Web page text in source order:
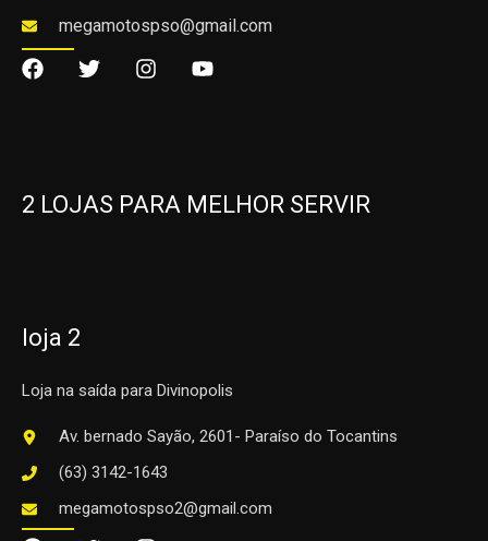
megamotospso@gmail.com
2 LOJAS PARA MELHOR SERVIR
loja 2
Loja na saída para Divinopolis
Av. bernado Sayão, 2601- Paraíso do Tocantins
(63) 3142-1643
megamotospso2@gmail.com